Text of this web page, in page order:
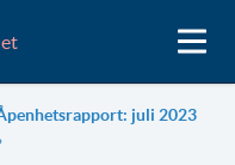
juli 2023